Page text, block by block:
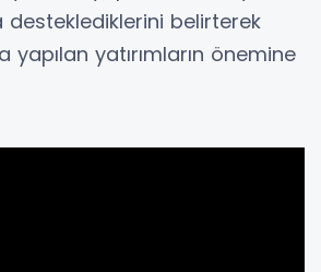
desteklediklerini belirterek
yatırımların önemine